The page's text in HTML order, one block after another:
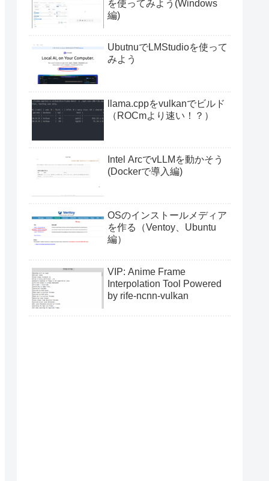
を使ってみよう(Windows
編)
UbutnuでLMStudioを使って
みよう
llama.cppをvulkanでビルド
（ROCmより速い！？）
Intel ArcでvLLMを動かそう
(Dockerで導入編)
OSのインストールメディア
を作る（Ventoy、Ubuntu
編）
VIP: Anime Frame
Interpolation Tool Powered
by rife-ncnn-vulkan